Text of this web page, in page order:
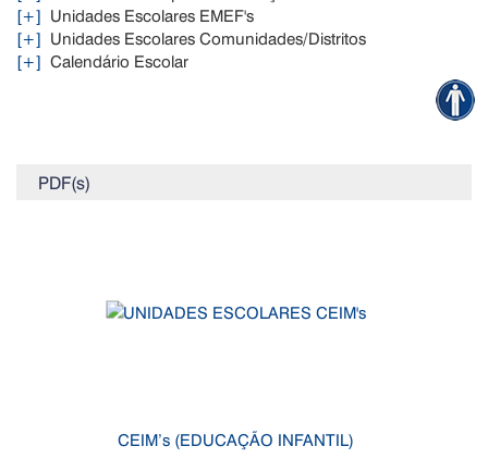
[+] Unidades Escolares EMEF's
[+] Unidades Escolares Comunidades/Distritos
[+] Calendário Escolar
PDF(s)
CEIM’s (EDUCAÇÃO INFANTIL)